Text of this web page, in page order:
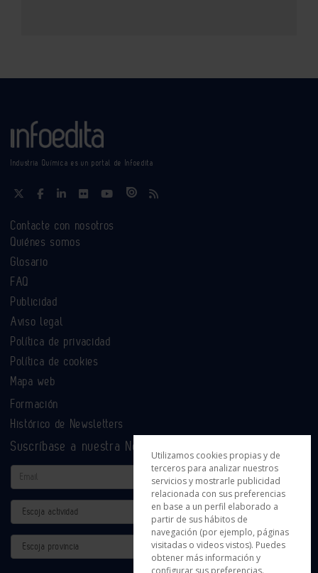
Industria Química es un portal de Infoedita
Contacte con nosotros
Quiénes somos
Glosario
FAQ
Publicidad
Aviso legal
Política de privacidad
Política de cookies
Mapa web
Formación
Histórico de Newsletters
Suscríbase a nuestra Newsletter
Email
Actividad
Provincia
Utilizamos cookies propias y de
terceros para analizar nuestros
servicios y mostrarle publicidad
relacionada con sus preferencias
en base a un perfil elaborado a
partir de sus hábitos de
navegación (por ejemplo, páginas
visitadas o videos vistos). Puedes
obtener más información y
configurar sus preferencias.